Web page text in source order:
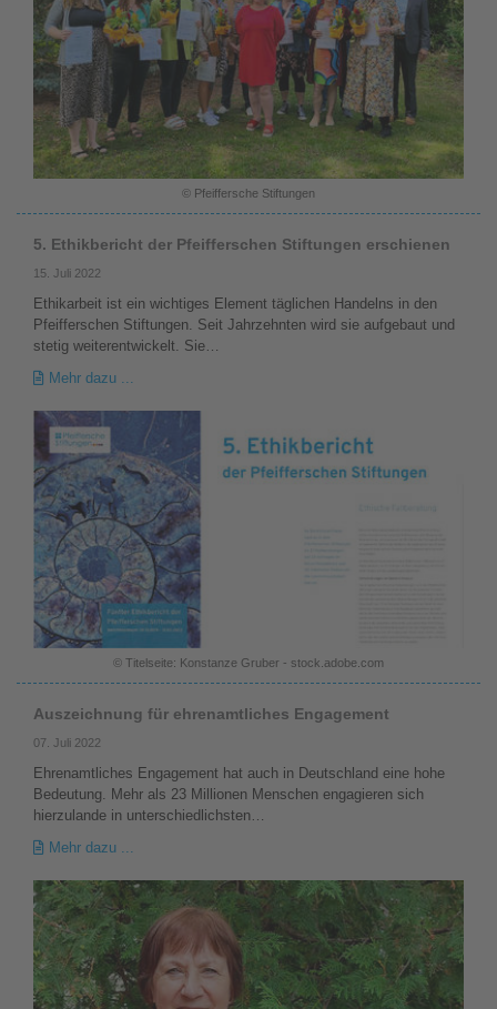
© Pfeiffersche Stiftungen
5. Ethikbericht der Pfeifferschen Stiftungen erschienen
15. Juli 2022
Ethikarbeit ist ein wichtiges Element täglichen Handelns in den
Pfeifferschen Stiftungen. Seit Jahrzehnten wird sie aufgebaut und
stetig weiterentwickelt. Sie…
Mehr dazu ...
© Titelseite: Konstanze Gruber - stock.adobe.com
Auszeichnung für ehrenamtliches Engagement
07. Juli 2022
Ehrenamtliches Engagement hat auch in Deutschland eine hohe
Bedeutung. Mehr als 23 Millionen Menschen engagieren sich
hierzulande in unterschiedlichsten…
Mehr dazu ...